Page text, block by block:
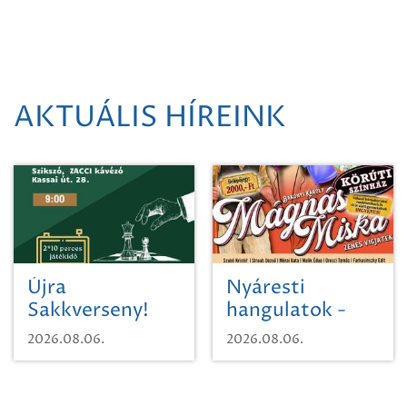
AKTUÁLIS HÍREINK
Újra
Sakkverseny!
2026.08.06.
Nyáresti
hangulatok -
Mágnás Miska
2026.08.06.